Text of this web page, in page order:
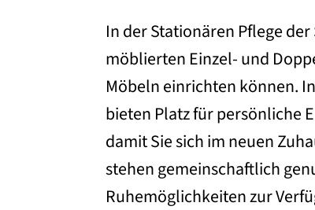
In der Stationären Pflege
möblierten Einzel- und
Möbeln einrichten können.
bieten Platz für persönliche
damit Sie sich im neuen
stehen gemeinschaftlich
Ruhemöglichkeiten zur